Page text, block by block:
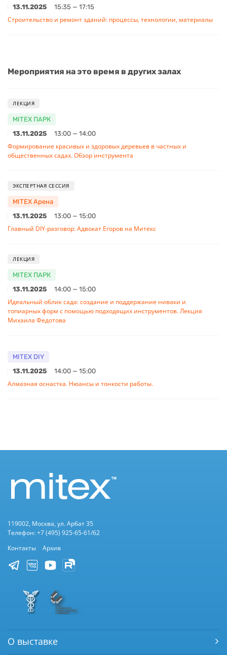
13.11.2025
15:35 — 17:15
Строительство и ремонт зданий: процессы, технологии, материалы
Мероприятия на это время в других залах
ЛЕКЦИЯ
MITEX ПАРК
13.11.2025
13:00 — 14:00
Формирование красивых и здоровых деревьев в частных и
общественных садах. Обзор инструмента
ЭКСПЕРТНАЯ СЕССИЯ
MITEX Арена
13.11.2025
13:00 — 15:00
Главный DIY-разговор: Адвокат Егоров на Митекс
ЛЕКЦИЯ
MITEX ПАРК
13.11.2025
14:00 — 15:00
Идеальный облик сада: создание и поддержание ниваки и
топиарных форм с помощью подходящих инструментов. Лекция
Михаила Федотова
MITEX DIY
13.11.2025
14:00 — 15:00
Алмазная оснастка. Нюансы и тонкости работы.
119002, Москва, ул. Арбат 35
Телефон: +7 (495) 925-65-61/62
Контакты
Архив
О выставке